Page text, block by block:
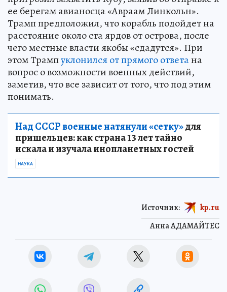
ее берегам авианосца «Авраам Линкольн».
Трамп предположил, что корабль подойдет на
расстояние около ста ярдов от острова, после
чего местные власти якобы «сдадутся». При
этом Трампуклонился от прямого ответана
вопрос о возможности военных действий,
заметив, что все зависит от того, что под этим
понимать.
Над СССР военные натянули «сетку»для
пришельцев: как страна 13 лет тайно
искала и изучала инопланетных гостей
НАУКА
Анна АДАМАЙТЕС
Источник: kp.ru